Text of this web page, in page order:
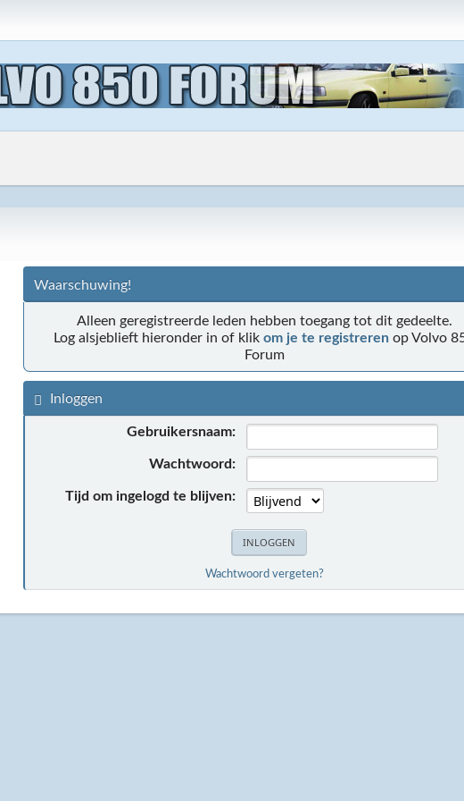
Waarschuwing!
Alleen geregistreerde leden hebben toegang tot dit gedeelte.
Log alsjeblieft hieronder in of klik om je te registreren op Volvo
Forum
Inloggen
Gebruikersnaam:
Wachtwoord:
Tijd om ingelogd te blijven:
Wachtwoord vergeten?